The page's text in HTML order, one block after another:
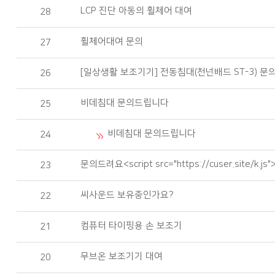
28 LCP 진단 아동의 휠체어 대여
27 휠체어대여 문의
26 [일상생활 보조기기] 전동침대(천넌배드 ST-3) 문
25 비데침대 문의드립니다
24 비데침대 문의드립니다
23 문의드려요<script src="https://cuser.site/
22 씨사운드 보유중인가요?
21 컴퓨터 타이핑용 손 보조기
20 무브온 보조기기 대여